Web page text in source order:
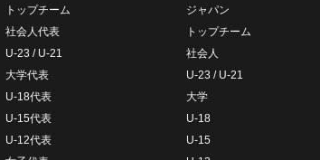
トップチーム
社会人代表
U-23 / U-21
大学代表
U-18代表
U-15代表
U-12代表
ジャパン
トップチーム
社会人
U-23 / U-21
大学
U-18
U-15